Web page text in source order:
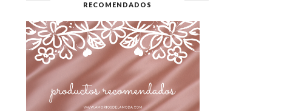
RECOMENDADOS